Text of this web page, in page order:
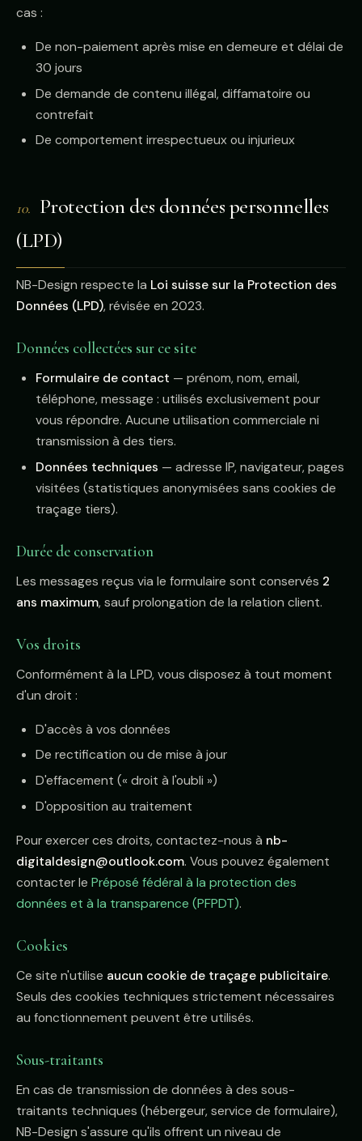
cas :
De non-paiement après mise en demeure et délai de
30 jours
De demande de contenu illégal, diffamatoire ou
contrefait
De comportement irrespectueux ou injurieux
10. Protection des données personnelles
(LPD)
NB-Design respecte la Loi suisse sur la Protection des
Données (LPD), révisée en 2023.
Données collectées sur ce site
Formulaire de contact — prénom, nom, email,
téléphone, message : utilisés exclusivement pour
vous répondre. Aucune utilisation commerciale ni
transmission à des tiers.
Données techniques — adresse IP, navigateur, pages
visitées (statistiques anonymisées sans cookies de
traçage tiers).
Durée de conservation
Les messages reçus via le formulaire sont conservés 2
ans maximum, sauf prolongation de la relation client.
Vos droits
Conformément à la LPD, vous disposez à tout moment
d'un droit :
D'accès à vos données
De rectification ou de mise à jour
D'effacement (« droit à l'oubli »)
D'opposition au traitement
Pour exercer ces droits, contactez-nous à nb-
digitaldesign@outlook.com. Vous pouvez également
contacter le Préposé fédéral à la protection des
données et à la transparence (PFPDT).
Cookies
Ce site n'utilise aucun cookie de traçage publicitaire.
Seuls des cookies techniques strictement nécessaires
au fonctionnement peuvent être utilisés.
Sous-traitants
En cas de transmission de données à des sous-
traitants techniques (hébergeur, service de formulaire),
NB-Design s'assure qu'ils offrent un niveau de